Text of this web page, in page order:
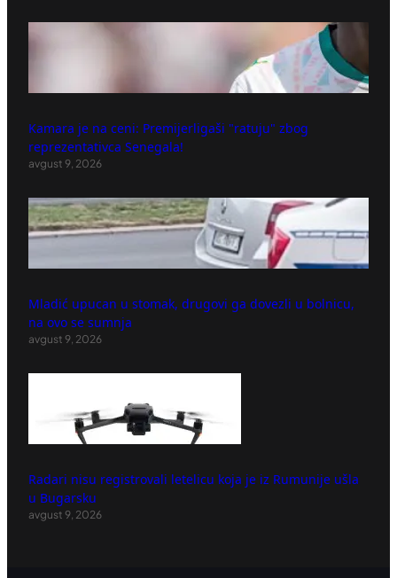
Kamara je na ceni: Premijerligaši "ratuju" zbog
reprezentativca Senegala!
avgust 9, 2026
Mladić upucan u stomak, drugovi ga dovezli u bolnicu,
na ovo se sumnja
avgust 9, 2026
Radari nisu registrovali letelicu koja je iz Rumunije ušla
u Bugarsku
avgust 9, 2026